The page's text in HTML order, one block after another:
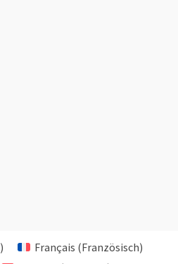
) Français (Französisch)